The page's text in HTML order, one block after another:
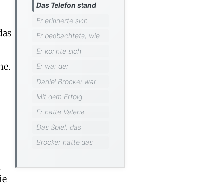
Das Telefon stand
Er erinnerte sich
Er beobachtete, wie
Er konnte sich
Er war der
Daniel Brocker war
Mit dem Erfolg
Er hatte Valerie
Das Spiel, das
Brocker hatte das